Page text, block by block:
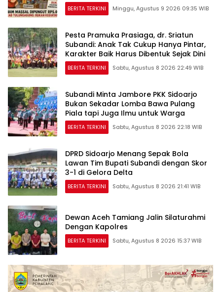
BERITA TERKINI Minggu, Agustus 9 2026 09:35 WIB
Pesta Pramuka Prasiaga, dr. Sriatun
Subandi: Anak Tak Cukup Hanya Pintar,
Karakter Baik Harus Dibentuk Sejak Dini
BERITA TERKINI Sabtu, Agustus 8 2026 22:49 WIB
Subandi Minta Jambore PKK Sidoarjo
Bukan Sekadar Lomba Bawa Pulang
Piala tapi Juga Ilmu untuk Warga
BERITA TERKINI Sabtu, Agustus 8 2026 22:18 WIB
DPRD Sidoarjo Menang Sepak Bola
Lawan Tim Bupati Subandi dengan Skor
3-1 di Gelora Delta
BERITA TERKINI Sabtu, Agustus 8 2026 21:41 WIB
Dewan Aceh Tamiang Jalin Silaturahmi
Dengan Kapolres
BERITA TERKINI Sabtu, Agustus 8 2026 15:37 WIB